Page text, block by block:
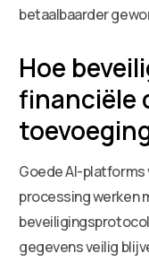
betaalbaarder
Hoe
financiële
Goede AI-
processing werken
gegevens veilig